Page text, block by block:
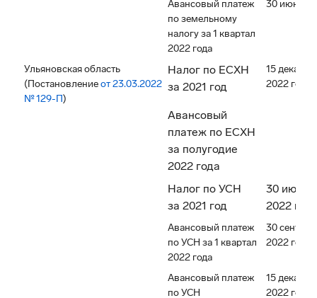
Авансовый платеж
по земельному
налогу за 1 квартал
2022 года
30 июня
Ульяновская область
(Постановлениеот 23.03.2022
№ 129-П)
Налог по ЕСХН
за 2021 год
Авансовый
платеж по ЕСХН
за полугодие
2022 года
15 декабря
2022 года
Налог по УСН
за 2021 год
30 июня
2022
Авансовый платеж
по УСН за 1 квартал
2022 года
30
2022 года
Авансовый платеж
по УСН
15 декабря
2022 года